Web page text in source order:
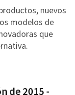
nuevos
modelos de
que
de 2015 -